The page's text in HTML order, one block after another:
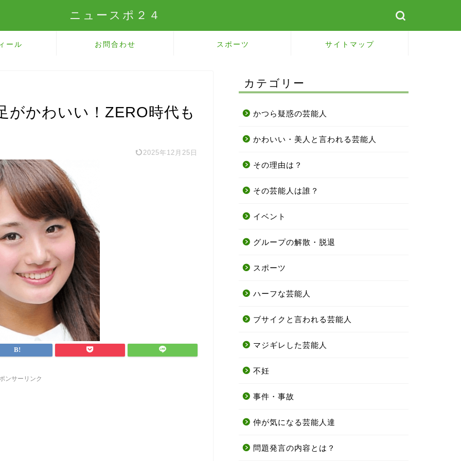
ニュースポ２４
ール お問合わせ スポーツ サイトマップ
がかわいい！ZERO時代も
2025年12月25日
ンサーリンク
カテゴリー
かつら疑惑の芸能人
かわいい・美人と言われる芸能人
その理由は？
その芸能人は誰？
イベント
グループの解散・脱退
スポーツ
ハーフな芸能人
ブサイクと言われる芸能人
マジギレした芸能人
不妊
事件・事故
仲が気になる芸能人達
問題発言の内容とは？